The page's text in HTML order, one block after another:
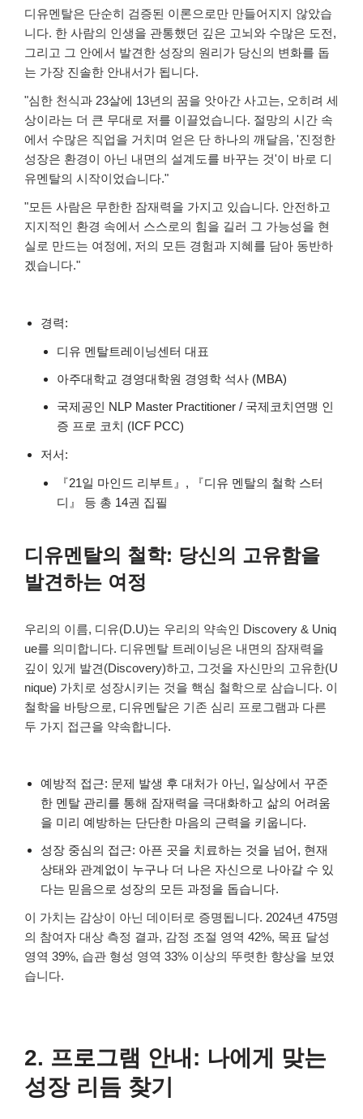
디유멘탈은 단순히 검증된 이론으로만 만들어지지 않았습
니다. 한 사람의 인생을 관통했던 깊은 고뇌와 수많은 도전,
그리고 그 안에서 발견한 성장의 원리가 당신의 변화를 돕
는 가장 진솔한 안내서가 됩니다.
"심한 천식과 23살에 13년의 꿈을 앗아간 사고는, 오히려 세
상이라는 더 큰 무대로 저를 이끌었습니다. 절망의 시간 속
에서 수많은 직업을 거치며 얻은 단 하나의 깨달음, '진정한
성장은 환경이 아닌 내면의 설계도를 바꾸는 것'이 바로 디
유멘탈의 시작이었습니다."
"모든 사람은 무한한 잠재력을 가지고 있습니다. 안전하고
지지적인 환경 속에서 스스로의 힘을 길러 그 가능성을 현
실로 만드는 여정에, 저의 모든 경험과 지혜를 담아 동반하
겠습니다."
경력:
디유 멘탈트레이닝센터 대표
아주대학교 경영대학원 경영학 석사 (MBA)
국제공인 NLP Master Practitioner / 국제코치연맹 인
증 프로 코치 (ICF PCC)
저서:
『21일 마인드 리부트』, 『디유 멘탈의 철학 스터
디』 등 총 14권 집필
디유멘탈의 철학: 당신의 고유함을
발견하는 여정
우리의 이름, 디유(D.U)는 우리의 약속인 Discovery & Uniq
ue를 의미합니다. 디유멘탈 트레이닝은 내면의 잠재력을
깊이 있게 발견(Discovery)하고, 그것을 자신만의 고유한(U
nique) 가치로 성장시키는 것을 핵심 철학으로 삼습니다. 이
철학을 바탕으로, 디유멘탈은 기존 심리 프로그램과 다른
두 가지 접근을 약속합니다.
예방적 접근: 문제 발생 후 대처가 아닌, 일상에서 꾸준
한 멘탈 관리를 통해 잠재력을 극대화하고 삶의 어려움
을 미리 예방하는 단단한 마음의 근력을 키웁니다.
성장 중심의 접근: 아픈 곳을 치료하는 것을 넘어, 현재
상태와 관계없이 누구나 더 나은 자신으로 나아갈 수 있
다는 믿음으로 성장의 모든 과정을 돕습니다.
이 가치는 감상이 아닌 데이터로 증명됩니다. 2024년 475명
의 참여자 대상 측정 결과, 감정 조절 영역 42%, 목표 달성
영역 39%, 습관 형성 영역 33% 이상의 뚜렷한 향상을 보였
습니다.
2. 프로그램 안내: 나에게 맞는
성장 리듬 찾기